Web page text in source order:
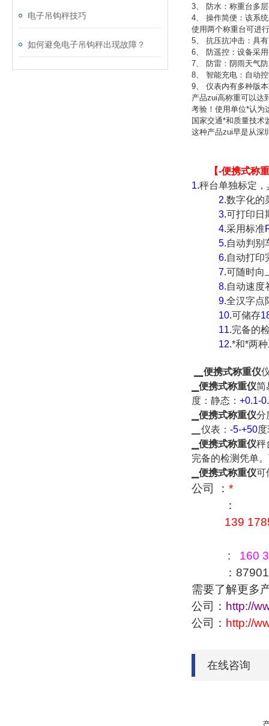
电子吊钩秤技巧
如何避免电子吊钩秤出现故障？
3、 防水：称重台多
4、 操作简便：该系
使用两个称重台可进
5、 抗压抗冲击：具
6、 防遥控：设备采
7、 防雷：阴雨天气
8、 智能充电：自动
9、 仪表内有多种版
产品zui高称重可以达
考验！使用单位*认为
国家交通*和质量技术
这种产品zui早是从深
【-便携式称
1.秤台单独标定，
2.数字化的
3.可打印日
4.采用标准
5.自动判别
6.自动打印
7.可随时向
8.自动速度
9.全汉字点
10.可储存
11.完备的
12.*和*两
便携式称重仪
便携式称重仪简
度：静态： +0.1-
便携式称重仪分
仪表： -5-+50
便携式称重仪秤
完备的检测凭单
便携式称重仪可
公司 ： *
：
139
: 160
：
需要了解更多
公司： http://
公司： http://
在线咨询